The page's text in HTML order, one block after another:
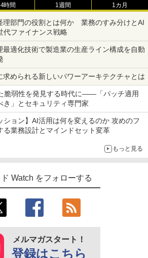
時間 1週間 1カ月
理部門の役割とは何か 業務のすみ分けとAI
代ファイナンス戦略
最適化技術で製造業の生産ライン構成を自動
求められる新しいパワーアーキテクチャとは
脆弱性を発見する時代に――「パッチ適用
き」とセキュリティ専門家
ション】AI活用は何を変えるのか 攻めのフ
る業務設計とマインドセット変革
もっと見る
Watch をフォローする
メルマガスタート！
登録はこちら